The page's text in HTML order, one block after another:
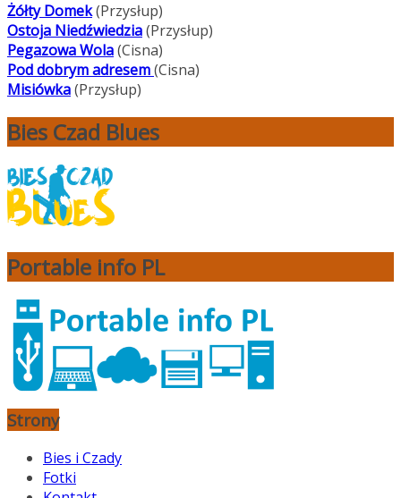
Żółty Domek(Przysłup)
Ostoja Niedźwiedzia(Przysłup)
Pegazowa Wola(Cisna)
Pod dobrym adresem(Cisna)
Misiówka(Przysłup)
Bies Czad Blues
Portable info PL
Strony
Bies i Czady
Fotki